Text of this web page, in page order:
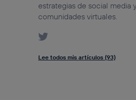
estrategias de social media
comunidades virtuales.
Lee todos mis artículos (93)